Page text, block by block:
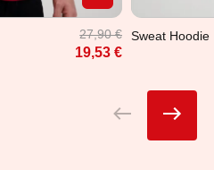
27,90 €
19,53 €
Sweat